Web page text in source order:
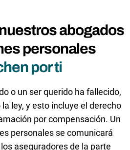
abogados
personales
por ti
o un ser querido ha fallecido,
ley, y esto incluye el derecho
por compensación. Un
personales se comunicará
aseguradores de la parte